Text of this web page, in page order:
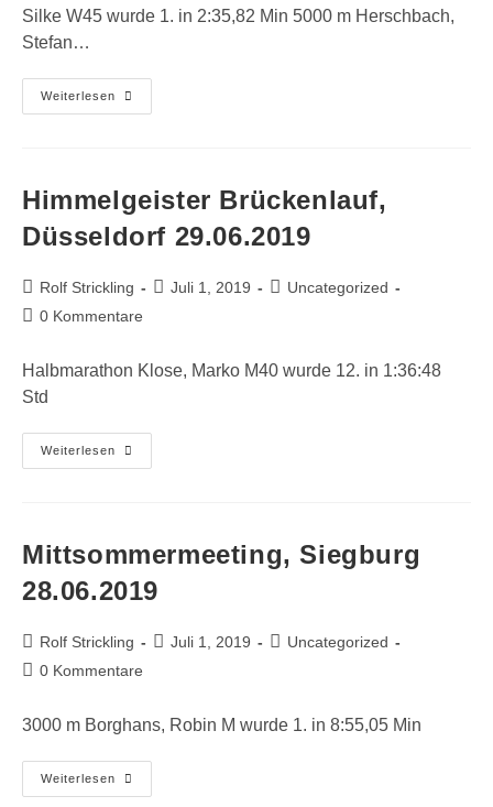
Silke W45 wurde 1. in 2:35,82 Min 5000 m Herschbach,
Stefan…
Weiterlesen
Offene
Nordrhein-
Himmelgeister Brückenlauf,
Düsseldorf 29.06.2019
Beitrags-
Autor:
Rolf Strickling
Beitrag
Juli 1, 2019
Beitrags-
Uncategorized
Beitrags-
0 Kommentare
Halbmarathon Klose, Marko M40 wurde 12. in 1:36:48
Std
Weiterlesen
Himmelgeister
Brückenlauf,
Mittsommermeeting, Siegburg
28.06.2019
Beitrags-
Autor:
Rolf Strickling
Beitrag
Juli 1, 2019
Beitrags-
Uncategorized
Beitrags-
0 Kommentare
3000 m Borghans, Robin M wurde 1. in 8:55,05 Min
Weiterlesen
Mittsommermeeting,
Siegburg